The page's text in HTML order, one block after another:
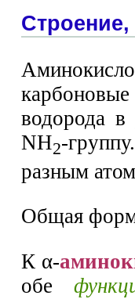
водорода в
NН2-
разным
Общая
К α-
обе